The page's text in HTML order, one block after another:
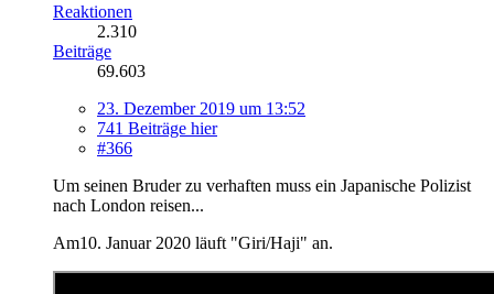
Reaktionen
2.310
Beiträge
69.603
23. Dezember 2019 um 13:52
741 Beiträge hier
#366
Um seinen Bruder zu verhaften muss ein Japanische Polizist
nach London reisen...
Am10. Januar 2020 läuft "Giri/Haji" an.